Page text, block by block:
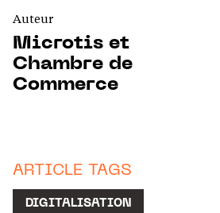
Auteur
Microtis et
Chambre de
Commerce
ARTICLE TAGS
DIGITALISATION